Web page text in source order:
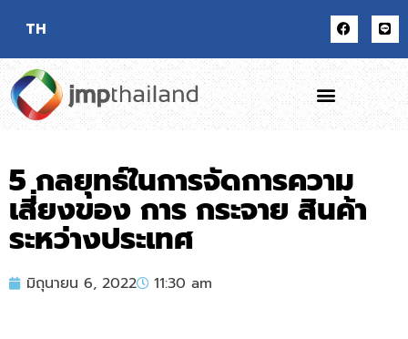
TH
5 กลยุทธ์ในการจัดการความ
เสี่ยงของ การ กระจาย สินค้า
ระหว่างประเทศ
มิถุนายน 6, 2022 11:30 am